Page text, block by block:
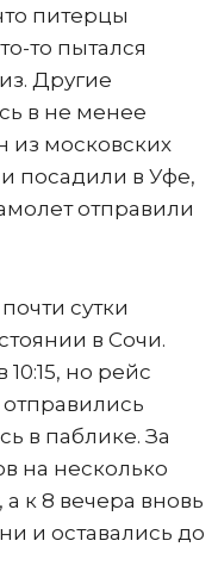
питерцы
то пытался
Другие
в не менее
из московских
посадили в Уфе,
отправили
сутки
в Сочи.
но рейс
в паблике. За
на несколько
к 8 вечера вновь
и оставались до